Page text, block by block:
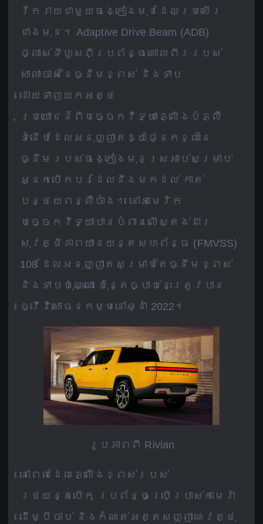
រីករាយជាមួយចង្កៀងមុខដែលប្រសើរ
ជាងមុន។ Adaptive Drive Beam (ADB)
ផ្លាស់ទីហួសពីប្រព័ន្ធគោលពីររបស់
សាលាចាស់នៃធ្នឹមខ្ពស់ និងទាប
ដោយទាញយកអត្ថ
ប្រយោជន៍ពីបច្ចេកវិទ្យាភ្លើងបំភ្លឺ
ទំនើបដែលអនុញ្ញាតឱ្យផ្នែកខ្លះនៃ
ធ្នឹមរបស់ចង្កៀងមុខស្រអាប់សម្រាប់
អ្នកបើកបរដែលនឹងមកដល់ កាត់
បន្ថយពន្លឺចាំង។ នៅអាមេរិក
បច្ចេកវិទ្យាបានបំពានលើស្តង់ដារ
សុវត្ថិភាពយានយន្តសហព័ន្ធ (FMVSS)
108 ដែលអនុញ្ញាតសម្រាប់តែធ្នឹមខ្ពស់
និងទាបប៉ុណ្ណោះ ប៉ុន្តែច្បាប់នេះត្រូវបាន
ធ្វើវិសោធនកម្មនៅឆ្នាំ 2022។
រូបភាពពី Rivian
នៅពេលដែលភ្លើងខ្ពស់របស់
រថយន្តបើក ប្រព័ន្ធប្រើប្រាស់កាមេរ៉ា
ដើម្បីចាប់ និងកំណត់អត្តសញ្ញាណវត្ថុ